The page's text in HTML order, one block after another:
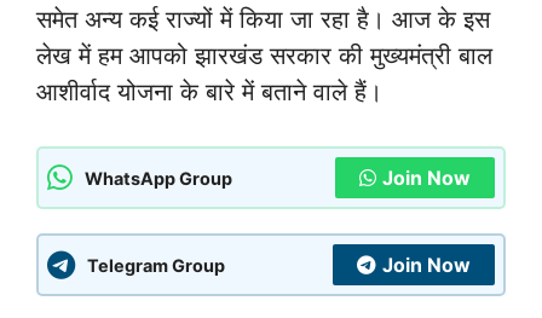
समेत अन्य कई राज्यों में किया जा रहा है। आज के इस
लेख में हम आपको झारखंड सरकार की मुख्यमंत्री बाल
आशीर्वाद योजना के बारे में बताने वाले हैं।
WhatsApp Group Join Now
Telegram Group Join Now